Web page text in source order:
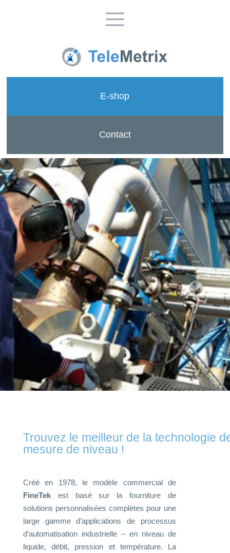
E-shop
Contact
Trouvez le meilleur de la technologie
mesure de niveau !
Créé en 1978, le modèle commercial de
FineTekest basé sur la fourniture de
solutions personnalisées complètes pour une
large gamme d’applications de processus
d’automatisation industrielle – en niveau de
liquide, débit, pression et température. La